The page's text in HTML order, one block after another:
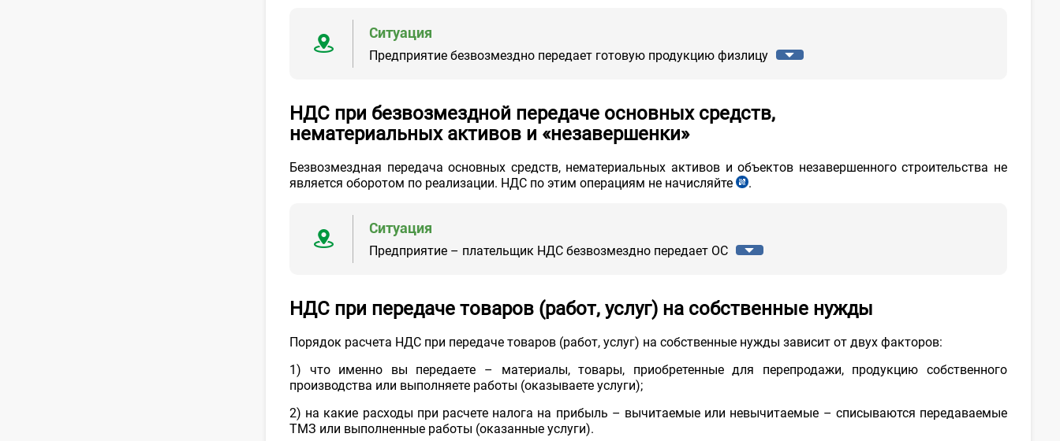
Ситуация
Предприятие безвозмездно передает готовую продукцию физлицу
НДС при безвозмездной передаче основных средств,
нематериальных активов и «незавершенки»
Безвозмездная передача основных средств, нематериальных активов и объектов незавершенного строительства не
является оборотом по реализации. НДС по этим операциям не начисляйте
ст.
.
Ситуация
Предприятие – плательщик НДС безвозмездно передает ОС
НДС при передаче товаров (работ, услуг) на собственные нужды
Порядок расчета НДС при передаче товаров (работ, услуг) на собственные нужды зависит от двух факторов:
1) что именно вы передаете – материалы, товары, приобретенные для перепродажи, продукцию собственного
производства или выполняете работы (оказываете услуги);
2) на какие расходы при расчете налога на прибыль – вычитаемые или невычитаемые – списываются передаваемые
ТМЗ или выполненные работы (оказанные услуги).